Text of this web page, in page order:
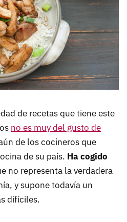
de recetas que tiene este
no es muy del gusto de
de los cocineros que
de su país. Ha cogido
no representa la verdadera
y supone todavía un
difíciles.